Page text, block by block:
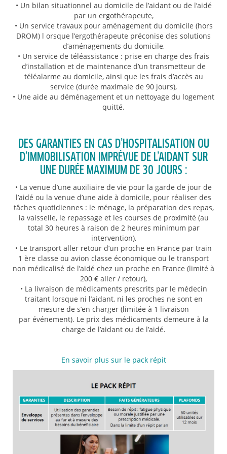
• Un bilan situationnel au domicile de l’aidant ou de l’aidé
par un ergothérapeute,
• Un service travaux pour aménagement du domicile (hors
DROM) l orsque l’ergothérapeute préconise des solutions
d’aménagements du domicile,
• Un service de téléassistance : prise en charge des frais
d’installation et de maintenance d’un transmetteur de
téléalarme au domicile, ainsi que les frais d’accès au
service (durée maximale de 90 jours),
• Une aide au déménagement et un nettoyage du logement
quitté.
DES GARANTIES EN CAS D’HOSPITALISATION OU
D’IMMOBILISATION IMPRÉVUE DE L’AIDANT SUR
UNE DURÉE MAXIMUM DE 30 JOURS :
• La venue d’une auxiliaire de vie pour la garde de jour de
l’aidé ou la venue d’une aide à domicile, pour réaliser des
tâches quotidiennes : le ménage, la préparation des repas,
la vaisselle, le repassage et les courses de proximité (au
total 30 heures à raison de 2 heures minimum par
intervention),
• Le transport aller retour d’un proche en France par train
1 ère classe ou avion classe économique ou le transport
non médicalisé de l’aidé chez un proche en France (limité à
200 € aller / retour),
• La livraison de médicaments prescrits par le médecin
traitant lorsque ni l’aidant, ni les proches ne sont en
mesure de s’en charger (limitée à 1 livraison
par événement). Le prix des médicaments demeure à la
charge de l’aidant ou de l’aidé.
En savoir plus sur le pack répit